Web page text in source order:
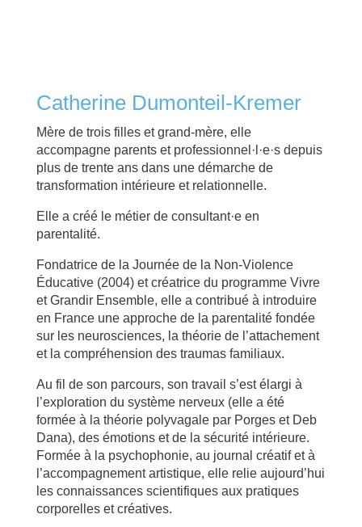
Catherine Dumonteil-Kremer
Mère de trois filles et grand-mère, elle
accompagne parents et professionnel·l·e·s depuis
plus de trente ans dans une démarche de
transformation intérieure et relationnelle.
Elle a créé le métier de consultant·e en
parentalité.
Fondatrice de la Journée de la Non-Violence
Éducative (2004) et créatrice du programme Vivre
et Grandir Ensemble, elle a contribué à introduire
en France une approche de la parentalité fondée
sur les neurosciences, la théorie de l’attachement
et la compréhension des traumas familiaux.
Au fil de son parcours, son travail s’est élargi à
l’exploration du système nerveux (elle a été
formée à la théorie polyvagale par Porges et Deb
Dana), des émotions et de la sécurité intérieure.
Formée à la psychophonie, au journal créatif et à
l’accompagnement artistique, elle relie aujourd’hui
les connaissances scientifiques aux pratiques
corporelles et créatives.